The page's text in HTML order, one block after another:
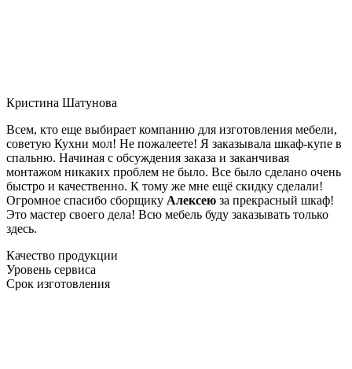
Кристина Шатунова
Всем, кто еще выбирает компанию для изготовления мебели,
советую Кухни мол! Не пожалеете! Я заказывала шкаф-купе в
спальню. Начиная с обсуждения заказа и заканчивая
монтажом никаких проблем не было. Все было сделано очень
быстро и качественно. К тому же мне ещё скидку сделали!
Огромное спасибо сборщику Алексею за прекрасный шкаф!
Это мастер своего дела! Всю мебель буду заказывать только
здесь.
Качество продукции
Уровень сервиса
Срок изготовления